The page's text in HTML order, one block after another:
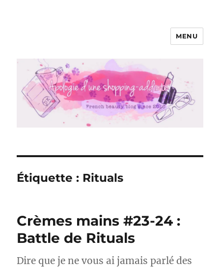
Apologie d'une Shopping-addicte
MENU
Étiquette : Rituals
Crèmes mains #23-24 :
Battle de Rituals
Dire que je ne vous ai jamais parlé des